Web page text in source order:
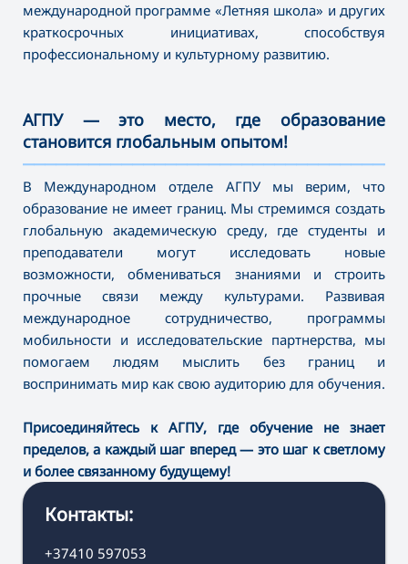
международной программе «Летняя школа» и других
краткосрочных инициативах, способствуя
профессиональному и культурному развитию.
АГПУ — это место, где образование
становится глобальным опытом!
В Международном отделе АГПУ мы верим, что
образование не имеет границ. Мы стремимся создать
глобальную академическую среду, где студенты и
преподаватели могут исследовать новые
возможности, обмениваться знаниями и строить
прочные связи между культурами. Развивая
международное сотрудничество, программы
мобильности и исследовательские партнерства, мы
помогаем людям мыслить без границ и
воспринимать мир как свою аудиторию для обучения.
Присоединяйтесь к АГПУ, где обучение не знает
пределов, а каждый шаг вперед — это шаг к светлому
и более связанному будущему!
Контакты:
+37410 597053